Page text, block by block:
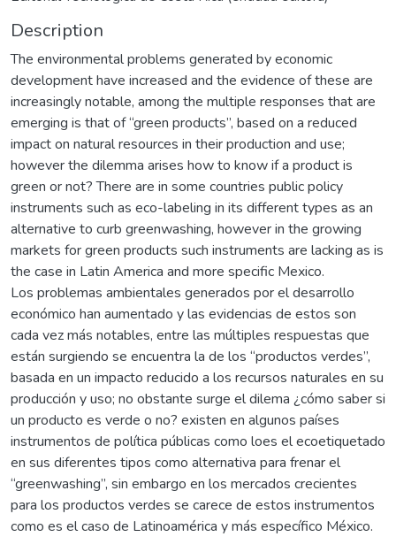
Description
The environmental problems generated by economic
development have increased and the evidence of these are
increasingly notable, among the multiple responses that are
emerging is that of “green products”, based on a reduced
impact on natural resources in their production and use;
however the dilemma arises how to know if a product is
green or not? There are in some countries public policy
instruments such as eco-labeling in its different types as an
alternative to curb greenwashing, however in the growing
markets for green products such instruments are lacking as is
the case in Latin America and more specific Mexico.
Los problemas ambientales generados por el desarrollo
económico han aumentado y las evidencias de estos son
cada vez más notables, entre las múltiples respuestas que
están surgiendo se encuentra la de los “productos verdes”,
basada en un impacto reducido a los recursos naturales en su
producción y uso; no obstante surge el dilema ¿cómo saber si
un producto es verde o no? existen en algunos países
instrumentos de política públicas como loes el ecoetiquetado
en sus diferentes tipos como alternativa para frenar el
“greenwashing”, sin embargo en los mercados crecientes
para los productos verdes se carece de estos instrumentos
como es el caso de Latinoamérica y más específico México.